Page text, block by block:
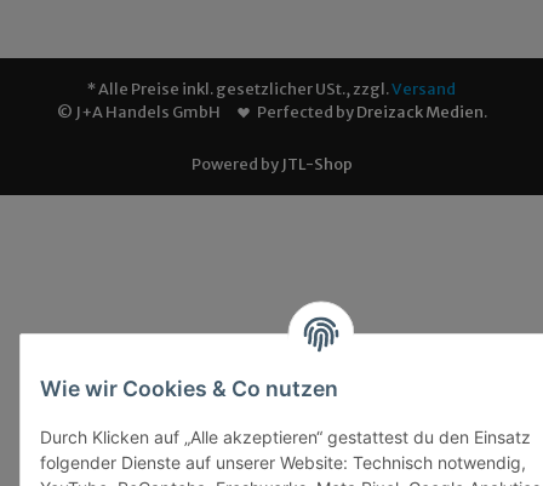
Wie wir Cookies & Co nutzen
Durch Klicken auf „Alle akzeptieren“ gestattest du den Einsatz
folgender Dienste auf unserer Website: Technisch notwendig,
* Alle Preise inkl. gesetzlicher USt., zzgl.Versand
© J+A Handels GmbH
Perfected byDreizack Medien.
Powered by JTL-Shop